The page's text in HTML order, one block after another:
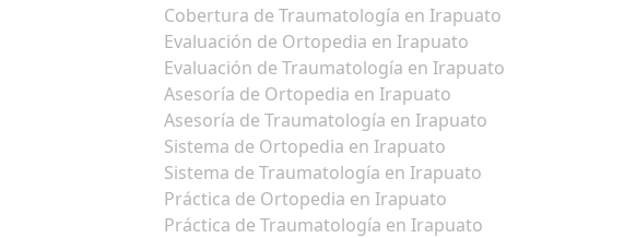
Cobertura de Traumatología en Irapuato
Evaluación de Ortopedia en Irapuato
Evaluación de Traumatología en Irapuato
Asesoría de Ortopedia en Irapuato
Asesoría de Traumatología en Irapuato
Sistema de Ortopedia en Irapuato
Sistema de Traumatología en Irapuato
Práctica de Ortopedia en Irapuato
Práctica de Traumatología en Irapuato